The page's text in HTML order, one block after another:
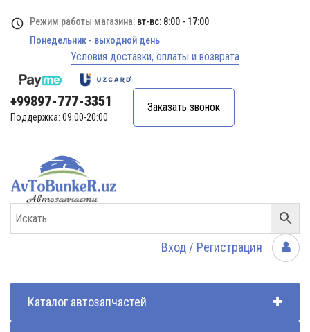
Режим работы магазина: вт-вс: 8:00 - 17:00
Понедельник - выходной день
Условия доставки, оплаты и возврата
+99897-777-3351
Поддержка: 09:00-20:00
Заказать звонок
Вход / Регистрация
Каталог автозапчастей